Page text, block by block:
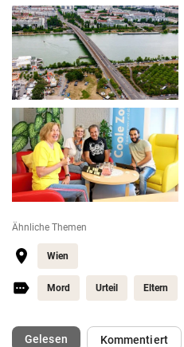
Ähnliche Themen
Wien
Mord Urteil Eltern
Gelesen(ausgewählt)Kommentiert